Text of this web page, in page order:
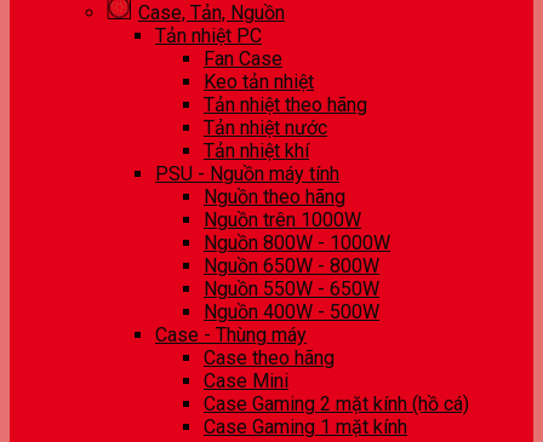
Case, Tản, Nguồn
Tản nhiệt PC
Fan Case
Keo tản nhiệt
Tản nhiệt theo hãng
Tản nhiệt nước
Tản nhiệt khí
PSU - Nguồn máy tính
Nguồn theo hãng
Nguồn trên 1000W
Nguồn 800W - 1000W
Nguồn 650W - 800W
Nguồn 550W - 650W
Nguồn 400W - 500W
Case - Thùng máy
Case theo hãng
Case Mini
Case Gaming 2 mặt kính (hồ cá)
Case Gaming 1 mặt kính